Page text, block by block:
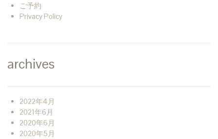
ご予約
Privacy Policy
archives
2022年4月
2021年6月
2020年6月
2020年5月